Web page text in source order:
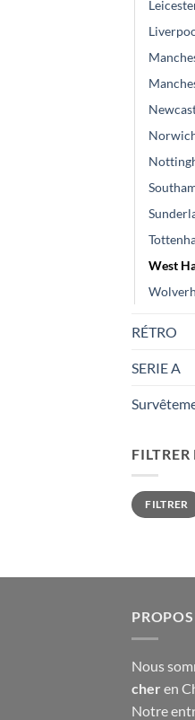
West
RÉTRO
SERIE A
FILTRER
Prix
min
Prix
maxFILTRER
Nous
cher en
Notre